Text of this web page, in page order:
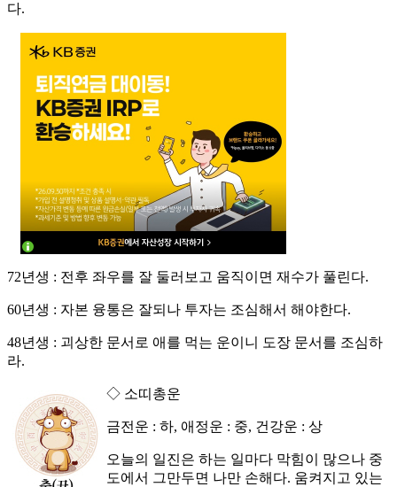
다.
72년생 : 전후 좌우를 잘 둘러보고 움직이면 재수가 풀린다.
60년생 : 자본 융통은 잘되나 투자는 조심해서 해야한다.
48년생 : 괴상한 문서로 애를 먹는 운이니 도장 문서를 조심하
라.
◇ 소띠총운
금전운 : 하, 애정운 : 중, 건강운 : 상
오늘의 일진은 하는 일마다 막힘이 많으나 중
도에서 그만두면 나만 손해다. 움켜지고 있는